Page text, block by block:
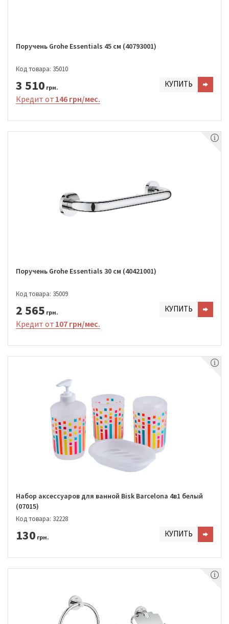
Поручень Grohe Essentials 45 см (40793001)
Код товара: 35010
3 510 грн. КУПИТЬ
Кредит от 146 грн/мес.
Поручень Grohe Essentials 30 см (40421001)
Код товара: 35009
2 565 грн. КУПИТЬ
Кредит от 107 грн/мес.
Набор аксессуаров для ванной Bisk Barcelona 4в1 белый
(07015)
Код товара: 32228
130 грн. КУПИТЬ